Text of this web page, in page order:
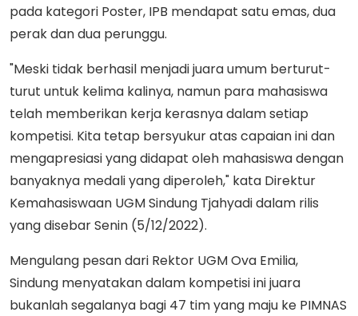
pada kategori Poster, IPB mendapat satu emas, dua
perak dan dua perunggu.
"Meski tidak berhasil menjadi juara umum berturut-
turut untuk kelima kalinya, namun para mahasiswa
telah memberikan kerja kerasnya dalam setiap
kompetisi. Kita tetap bersyukur atas capaian ini dan
mengapresiasi yang didapat oleh mahasiswa dengan
banyaknya medali yang diperoleh," kata Direktur
Kemahasiswaan UGM Sindung Tjahyadi dalam rilis
yang disebar Senin (5/12/2022).
Mengulang pesan dari Rektor UGM Ova Emilia,
Sindung menyatakan dalam kompetisi ini juara
bukanlah segalanya bagi 47 tim yang maju ke PIMNAS